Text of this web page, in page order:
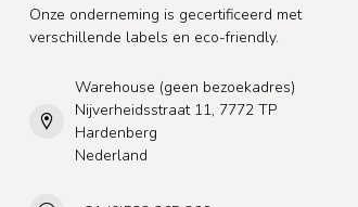
Onze onderneming is gecertificeerd met
verschillende labels en eco-friendly.
Warehouse (geen bezoekadres)
Nijverheidsstraat 11, 7772 TP
Hardenberg
Nederland